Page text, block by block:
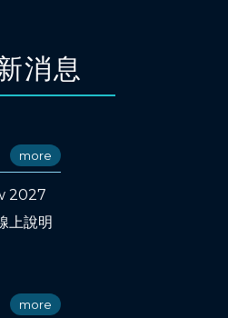
消息
more
2027
上說明
more